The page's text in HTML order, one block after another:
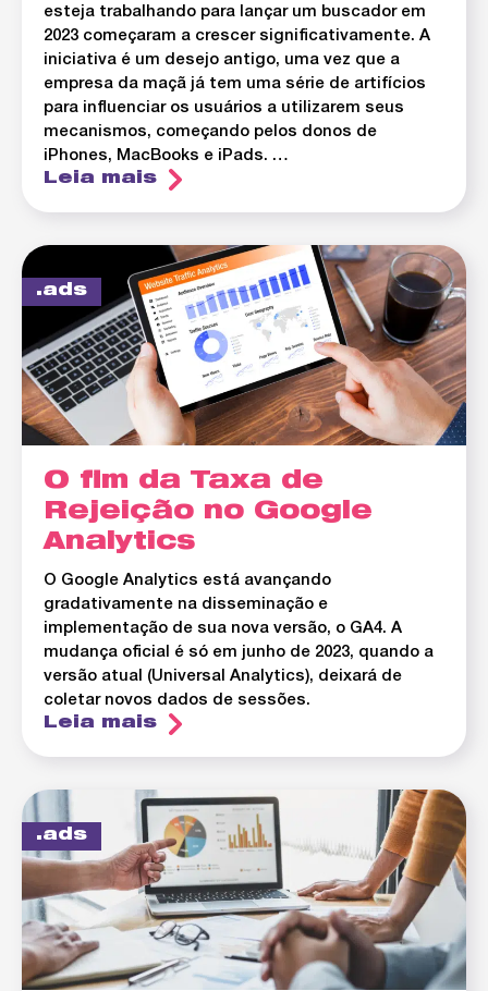
esteja trabalhando para lançar um buscador em
2023 começaram a crescer significativamente. A
iniciativa é um desejo antigo, uma vez que a
empresa da maçã já tem uma série de artifícios
para influenciar os usuários a utilizarem seus
mecanismos, começando pelos donos de
iPhones, MacBooks e iPads. …
Leia mais
ads
O fim da Taxa de
Rejeição no Google
Analytics
O Google Analytics está avançando
gradativamente na disseminação e
implementação de sua nova versão, o GA4. A
mudança oficial é só em junho de 2023, quando a
versão atual (Universal Analytics), deixará de
coletar novos dados de sessões.
Leia mais
ads